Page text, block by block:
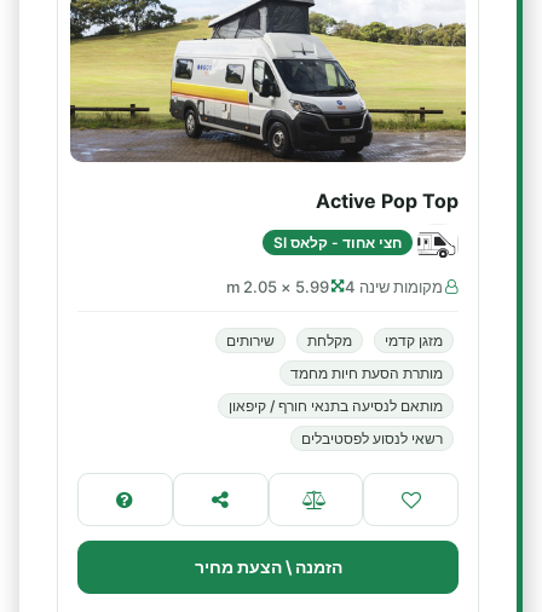
Active Pop Top
חצי אחוד - קלאס SI
מקומות שינה 4 5.99 × 2.05 m
מזגן קדמי מקלחת
שירותים
מותרת הסעת חיות מחמד
מותאם לנסיעה בתנאי חורף / קיפאון
רשאי לנסוע לפסטיבלים
הזמנה \ הצעת מחיר